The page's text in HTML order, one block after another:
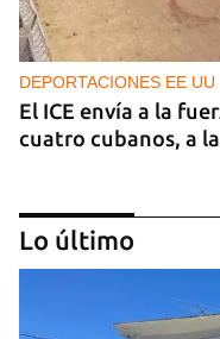
DEPORTACIONES EE UU
El ICE envía a la
cuatro cubanos, a
Lo último